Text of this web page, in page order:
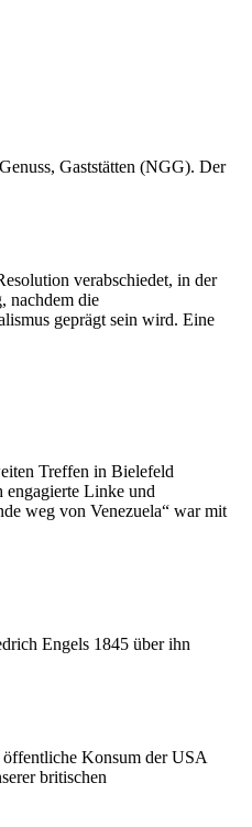
Gaststätten (NGG). Der
verabschiedet, in der
nachdem die
geprägt sein wird. Eine
Treffen in Bielefeld
engagierte Linke und
weg von Venezuela“ war mit
Engels 1845 über ihn
Konsum der USA
britischen